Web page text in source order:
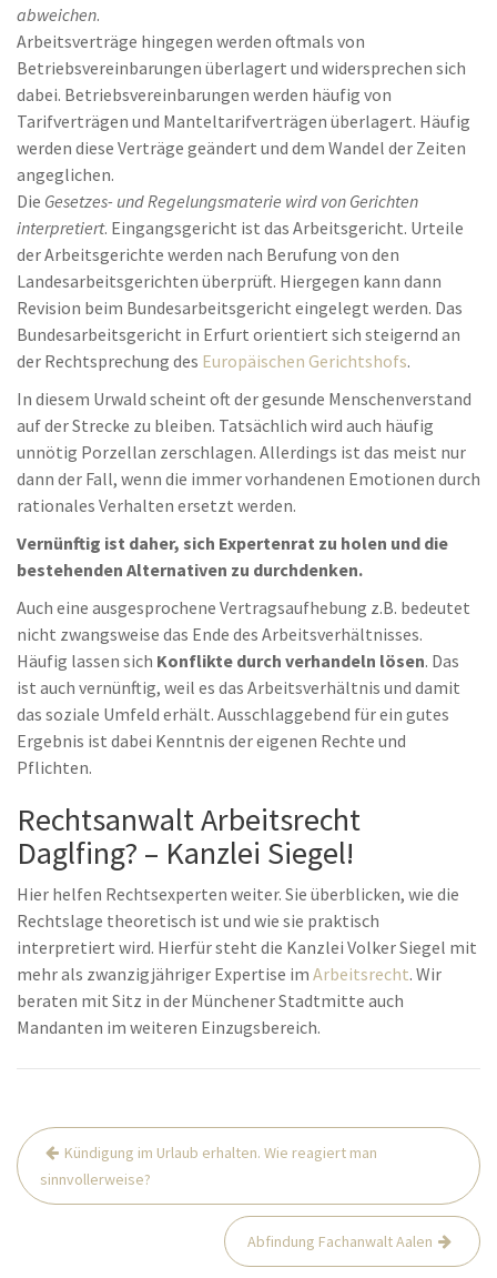
abweichen.
Arbeitsverträge hingegen werden oftmals von
Betriebsvereinbarungen überlagert und widersprechen sich
dabei. Betriebsvereinbarungen werden häufig von
Tarifverträgen und Manteltarifverträgen überlagert. Häufig
werden diese Verträge geändert und dem Wandel der Zeiten
angeglichen.
Die Gesetzes- und Regelungsmaterie wird von Gerichten
interpretiert. Eingangsgericht ist das Arbeitsgericht. Urteile
der Arbeitsgerichte werden nach Berufung von den
Landesarbeitsgerichten überprüft. Hiergegen kann dann
Revision beim Bundesarbeitsgericht eingelegt werden. Das
Bundesarbeitsgericht in Erfurt orientiert sich steigernd an
der Rechtsprechung des Europäischen Gerichtshofs.
In diesem Urwald scheint oft der gesunde Menschenverstand
auf der Strecke zu bleiben. Tatsächlich wird auch häufig
unnötig Porzellan zerschlagen. Allerdings ist das meist nur
dann der Fall, wenn die immer vorhandenen Emotionen durch
rationales Verhalten ersetzt werden.
Vernünftig ist daher, sich Expertenrat zu holen und die
bestehenden Alternativen zu durchdenken.
Auch eine ausgesprochene Vertragsaufhebung z.B. bedeutet
nicht zwangsweise das Ende des Arbeitsverhältnisses.
Häufig lassen sich Konflikte durch verhandeln lösen. Das
ist auch vernünftig, weil es das Arbeitsverhältnis und damit
das soziale Umfeld erhält. Ausschlaggebend für ein gutes
Ergebnis ist dabei Kenntnis der eigenen Rechte und
Pflichten.
Rechtsanwalt Arbeitsrecht
Daglfing? – Kanzlei Siegel!
Hier helfen Rechtsexperten weiter. Sie überblicken, wie die
Rechtslage theoretisch ist und wie sie praktisch
interpretiert wird. Hierfür steht die Kanzlei Volker Siegel mit
mehr als zwanzigjähriger Expertise im Arbeitsrecht. Wir
beraten mit Sitz in der Münchener Stadtmitte auch
Mandanten im weiteren Einzugsbereich.
Beitrags-
Navigation
Kündigung im Urlaub erhalten. Wie reagiert man
sinnvollerweise?
Abfindung Fachanwalt Aalen